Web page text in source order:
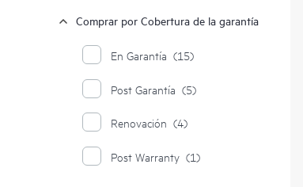
Comprar por Cobertura de la garantía
En Garantía (15)
Post Garantía (5)
Renovación (4)
Post Warranty (1)